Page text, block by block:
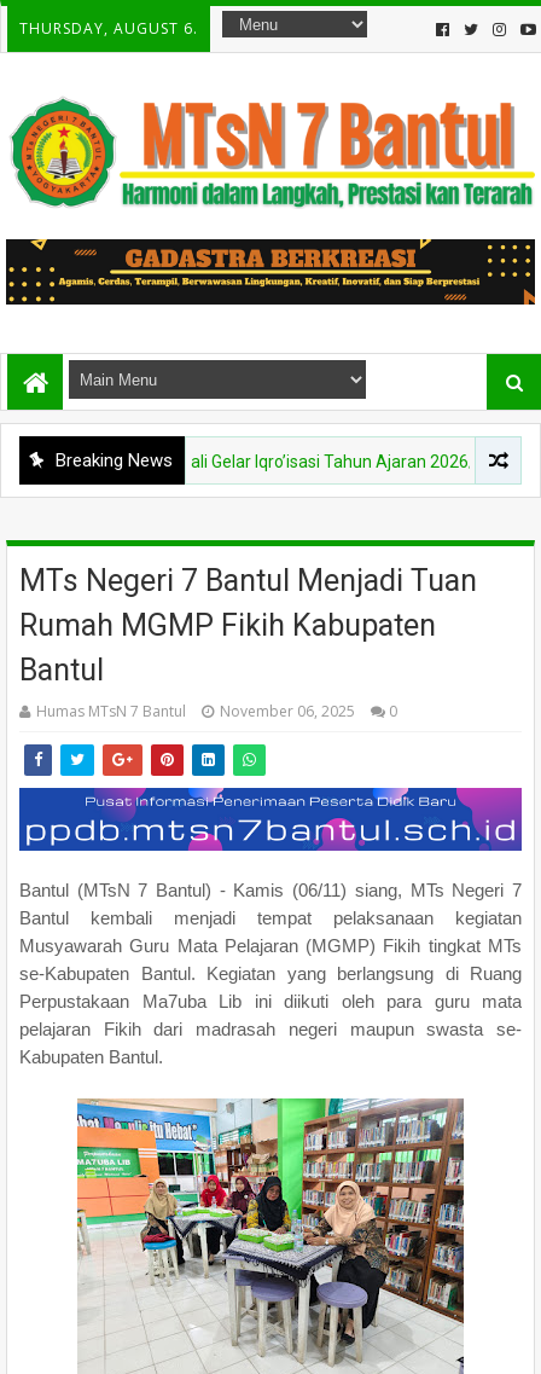
THURSDAY, AUGUST 6.
Breaking News
7 Bantul Kembali Gelar Iqro’isasi Tahun Ajaran 2026/2027
MTs Negeri 7 Bantul Menjadi Tuan
Rumah MGMP Fikih Kabupaten
Bantul
Humas MTsN 7 Bantul November 06, 2025 0
Bantul (MTsN 7 Bantul) - Kamis (06/11) siang, MTs Negeri 7
Bantul kembali menjadi tempat pelaksanaan kegiatan
Musyawarah Guru Mata Pelajaran (MGMP) Fikih tingkat MTs
se-Kabupaten Bantul. Kegiatan yang berlangsung di Ruang
Perpustakaan Ma7uba Lib ini diikuti oleh para guru mata
pelajaran Fikih dari madrasah negeri maupun swasta se-
Kabupaten Bantul.